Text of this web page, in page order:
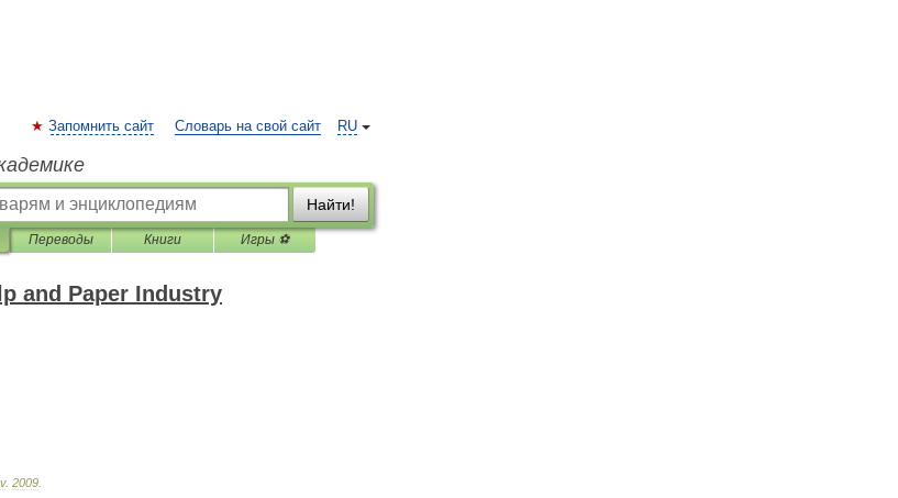
RU
Запомнить сайт Словарь на свой сайт
Найти!
Переводы Книги Игры ⚽
and Paper Industry
. 2009